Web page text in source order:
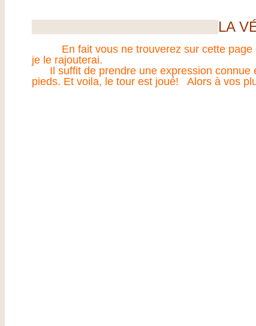
LA
En fait vous ne trouverez sur cette page
je le rajouterai.
Il suffit de prendre une expression connue
pieds. Et voila, le tour est joué! Alors à vos